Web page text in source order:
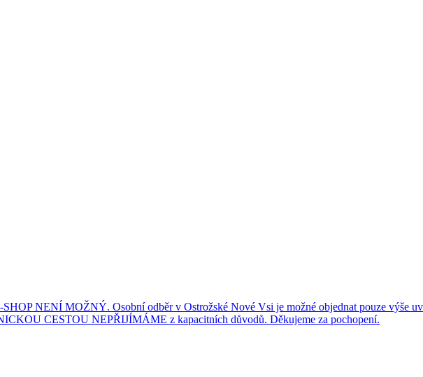
NENÍ MOŽNÝ. Osobní odběr v Ostrožské Nové Vsi je možné objednat pouze výše
CESTOU NEPŘIJÍMÁME z kapacitních důvodů. Děkujeme za pochopení.